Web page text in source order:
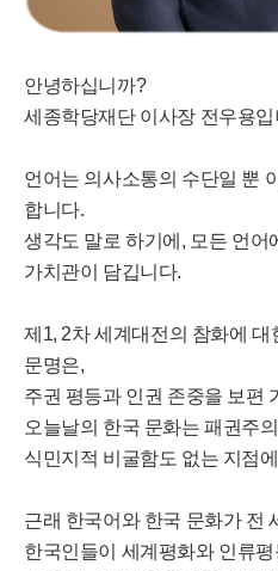
안녕하십니까?
세종학당재단 이사장 전우용입
언어는 의사소통의 수단일 뿐
합니다.
생각도 말로 하기에, 모든 언어
가치관이 담깁니다.
제1, 2차 세계대전의 참화에 대
문명은,
주권 평등과 인권 존중을 보편
오늘날의 한국 문화는 패권주
식민지적 비굴함도 없는 지점
근래 한국어와 한국 문화가 전
한국인들이 세계평화와 인류